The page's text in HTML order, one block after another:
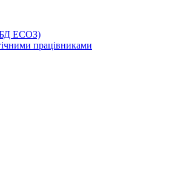
ЕСОЗ)
працівниками